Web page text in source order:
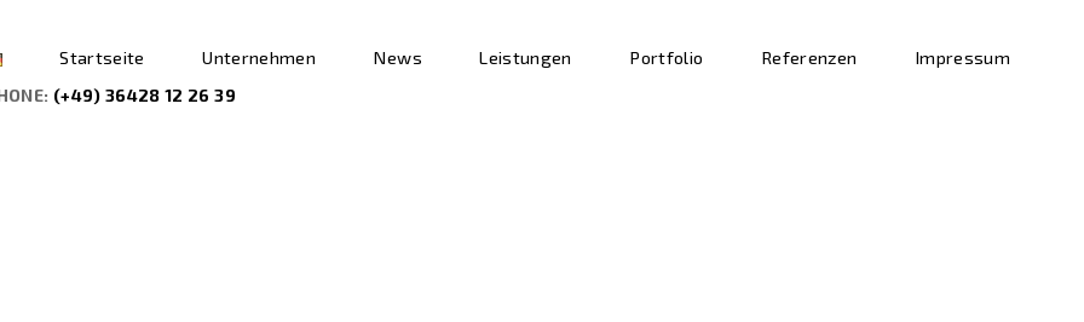
Startseite Unternehmen News Leistungen Portfolio Referenzen Impressum
(+49) 36428 12 26 39